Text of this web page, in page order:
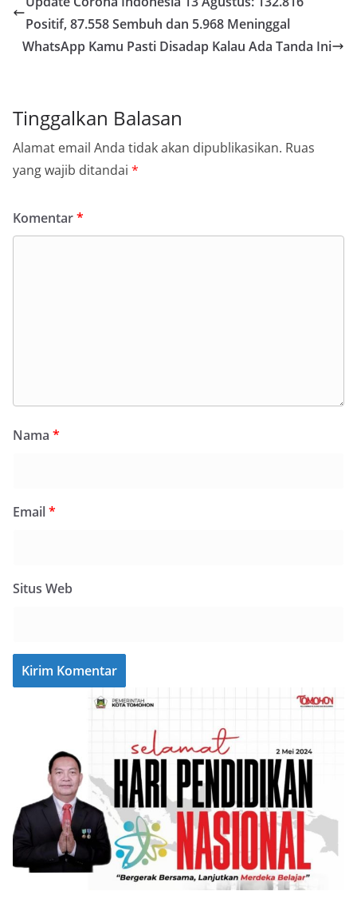
Positif, 87.558 Sembuh dan 5.968 Meninggal
WhatsApp Kamu Pasti Disadap Kalau Ada Tanda Ini
Tinggalkan Balasan
Alamat email Anda tidak akan dipublikasikan. Ruas
yang wajib ditandai *
Komentar*
Nama *
Email*
Situs Web